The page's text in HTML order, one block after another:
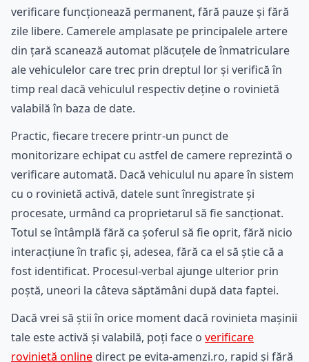
verificare funcționează permanent, fără pauze și fără
zile libere. Camerele amplasate pe principalele artere
din țară scanează automat plăcuțele de înmatriculare
ale vehiculelor care trec prin dreptul lor și verifică în
timp real dacă vehiculul respectiv deține o rovinietă
valabilă în baza de date.
Practic, fiecare trecere printr-un punct de
monitorizare echipat cu astfel de camere reprezintă o
verificare automată. Dacă vehiculul nu apare în sistem
cu o rovinietă activă, datele sunt înregistrate și
procesate, urmând ca proprietarul să fie sancționat.
Totul se întâmplă fără ca șoferul să fie oprit, fără nicio
interacțiune în trafic și, adesea, fără ca el să știe că a
fost identificat. Procesul-verbal ajunge ulterior prin
poștă, uneori la câteva săptămâni după data faptei.
Dacă vrei să știi în orice moment dacă rovinieta mașinii
tale este activă și valabilă, poți face o verificare
rovinietă online direct pe evita-amenzi.ro, rapid și fără